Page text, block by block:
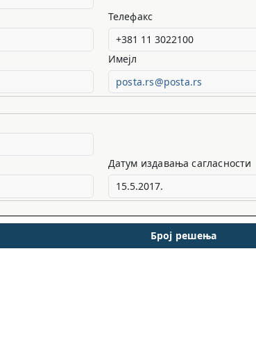
Телефакс
Имејл
posta.rs@posta.rs
Датум издавања сагласности
Број решења